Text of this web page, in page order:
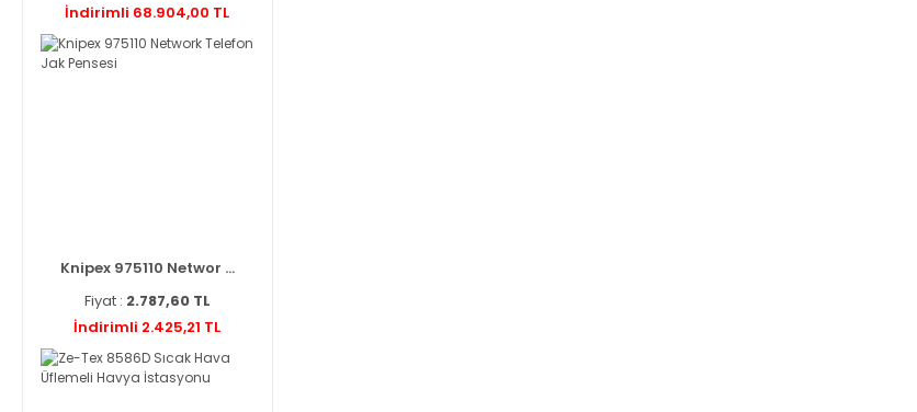
İndirimli 68.904,00 TL
Knipex 975110 Networ ...
Fiyat : 2.787,60 TL
İndirimli 2.425,21 TL